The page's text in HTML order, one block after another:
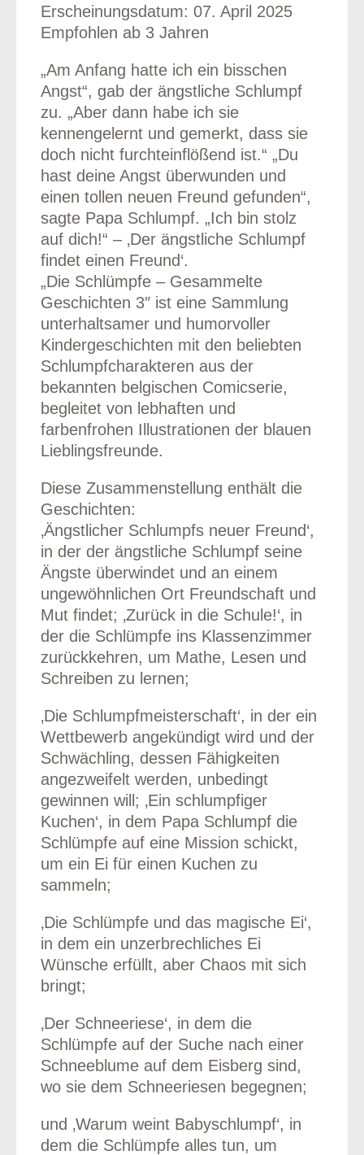
Erscheinungsdatum: 07. April 2025
Empfohlen ab 3 Jahren
„Am Anfang hatte ich ein bisschen
Angst“, gab der ängstliche Schlumpf
zu. „Aber dann habe ich sie
kennengelernt und gemerkt, dass sie
doch nicht furchteinflößend ist.“ „Du
hast deine Angst überwunden und
einen tollen neuen Freund gefunden“,
sagte Papa Schlumpf. „Ich bin stolz
auf dich!“ – ‚Der ängstliche Schlumpf
findet einen Freund‘.
„Die Schlümpfe – Gesammelte
Geschichten 3″ ist eine Sammlung
unterhaltsamer und humorvoller
Kindergeschichten mit den beliebten
Schlumpfcharakteren aus der
bekannten belgischen Comicserie,
begleitet von lebhaften und
farbenfrohen Illustrationen der blauen
Lieblingsfreunde.
Diese Zusammenstellung enthält die
Geschichten:
‚Ängstlicher Schlumpfs neuer Freund‘,
in der der ängstliche Schlumpf seine
Ängste überwindet und an einem
ungewöhnlichen Ort Freundschaft und
Mut findet; ‚Zurück in die Schule!‘, in
der die Schlümpfe ins Klassenzimmer
zurückkehren, um Mathe, Lesen und
Schreiben zu lernen;
‚Die Schlumpfmeisterschaft‘, in der ein
Wettbewerb angekündigt wird und der
Schwächling, dessen Fähigkeiten
angezweifelt werden, unbedingt
gewinnen will; ‚Ein schlumpfiger
Kuchen‘, in dem Papa Schlumpf die
Schlümpfe auf eine Mission schickt,
um ein Ei für einen Kuchen zu
sammeln;
‚Die Schlümpfe und das magische Ei‘,
in dem ein unzerbrechliches Ei
Wünsche erfüllt, aber Chaos mit sich
bringt;
‚Der Schneeriese‘, in dem die
Schlümpfe auf der Suche nach einer
Schneeblume auf dem Eisberg sind,
wo sie dem Schneeriesen begegnen;
und ‚Warum weint Babyschlumpf‘, in
dem die Schlümpfe alles tun, um